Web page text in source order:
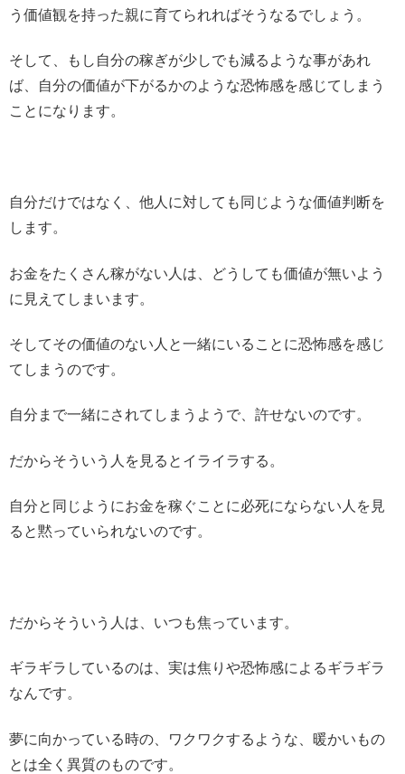
う価値観を持った親に育てられればそうなるでしょう。
そして、もし自分の稼ぎが少しでも減るような事があれ
ば、自分の価値が下がるかのような恐怖感を感じてしまう
ことになります。
自分だけではなく、他人に対しても同じような価値判断を
します。
お金をたくさん稼がない人は、どうしても価値が無いよう
に見えてしまいます。
そしてその価値のない人と一緒にいることに恐怖感を感じ
てしまうのです。
自分まで一緒にされてしまうようで、許せないのです。
だからそういう人を見るとイライラする。
自分と同じようにお金を稼ぐことに必死にならない人を見
ると黙っていられないのです。
だからそういう人は、いつも焦っています。
ギラギラしているのは、実は焦りや恐怖感によるギラギラ
なんです。
夢に向かっている時の、ワクワクするような、暖かいもの
とは全く異質のものです。